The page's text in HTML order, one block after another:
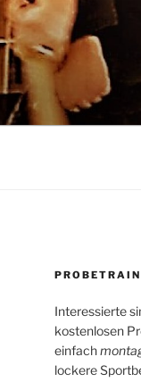
Interessierte
kostenlosen
einfach
lockere